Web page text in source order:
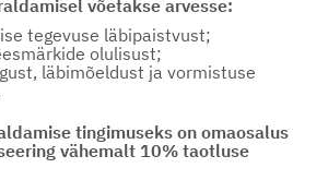
võetakse arvesse:
tegevuse läbipaistvust;
olulisust;
läbimõeldust ja vormistuse
tingimuseks on omaosalus
vähemalt 10% taotluse